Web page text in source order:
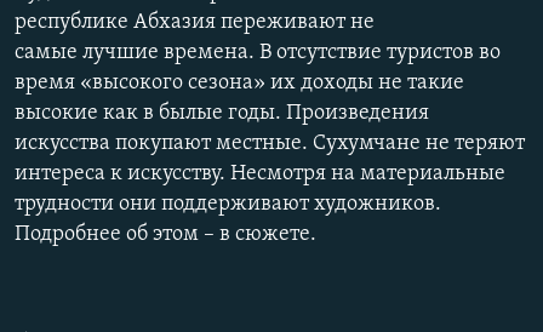
Все сайты RFE/RL
360p 480p
1080p
480p
1080p
республике Абхазия переживают не
самые лучшие времена. В отсутствие туристов во
время «высокого сезона» их доходы не такие
высокие как в былые годы. Произведения
искусства покупают местные. Сухумчане не теряют
интереса к искусству. Несмотря на материальные
трудности они поддерживают художников.
Подробнее об этом – в сюжете.